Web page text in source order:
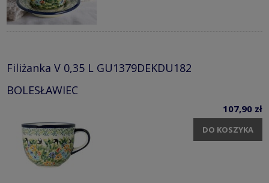
Filiżanka V 0,35 L GU1379DEKDU182
BOLESŁAWIEC
107,90 zł
DO KOSZYKA